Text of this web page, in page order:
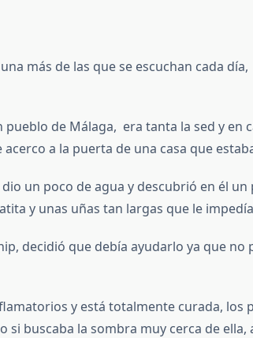
más de las que se escuchan cada
pueblo de Málaga, era tanta la sed y en
a la puerta de una casa que
un poco de agua y descubrió en él
y unas uñas tan largas que le
decidió que debía ayudarlo ya que
y está totalmente curada, los
si buscaba la sombra muy cerca de